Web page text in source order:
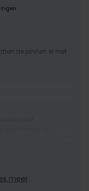
de pinnen er niet
meer